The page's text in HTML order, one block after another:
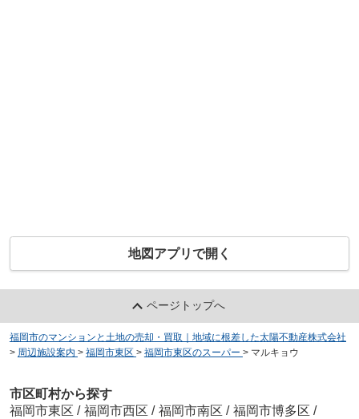
地図アプリで開く
ページトップへ
福岡市のマンションと土地の売却・買取｜地域に根差した太陽不動産株式会社
> 周辺施設案内 > 福岡市東区 > 福岡市東区のスーパー > マルキョウ
市区町村から探す
福岡市東区 / 福岡市西区 / 福岡市南区 / 福岡市博多区 /